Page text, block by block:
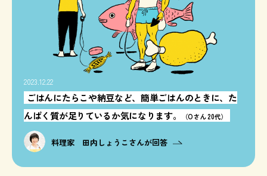
2023.12.22
ごはんにたらこや納豆など、簡単ごはんのときに、た
んぱく質が足りているか気になります。
（Oさん 20代）
料理家 田内しょうこさんが回答